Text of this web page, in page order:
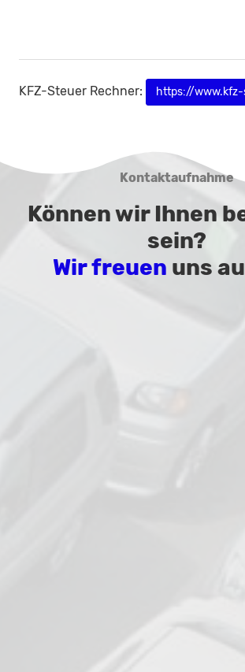
KFZ-Steuer Rechner: https://
Kontaktaufnahme
Können wir Ihnen
sein?
Wir freuen uns